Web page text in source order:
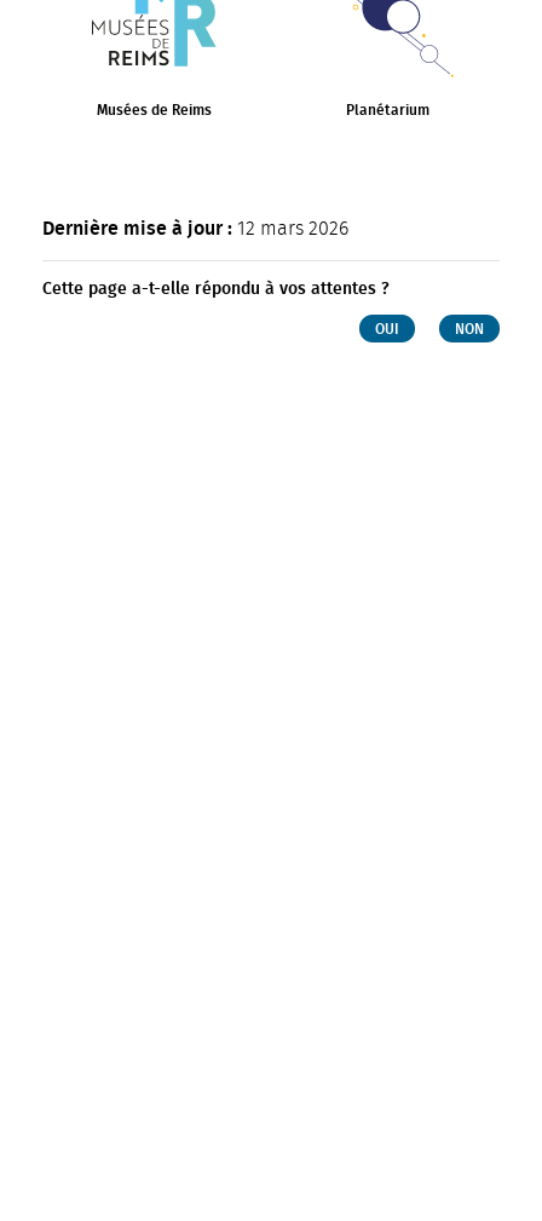
Musées de Reims Planétarium
Dernière mise à jour : 12 mars 2026
Cette page a-t-elle répondu à vos attentes ?
NON
OUI